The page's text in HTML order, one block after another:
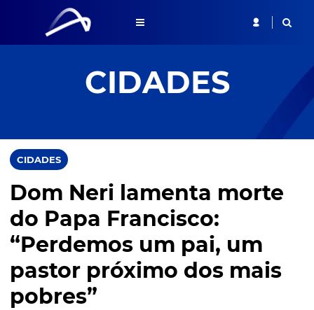
CIDADES
CIDADES
Dom Neri lamenta morte
do Papa Francisco:
“Perdemos um pai, um
pastor próximo dos mais
pobres”